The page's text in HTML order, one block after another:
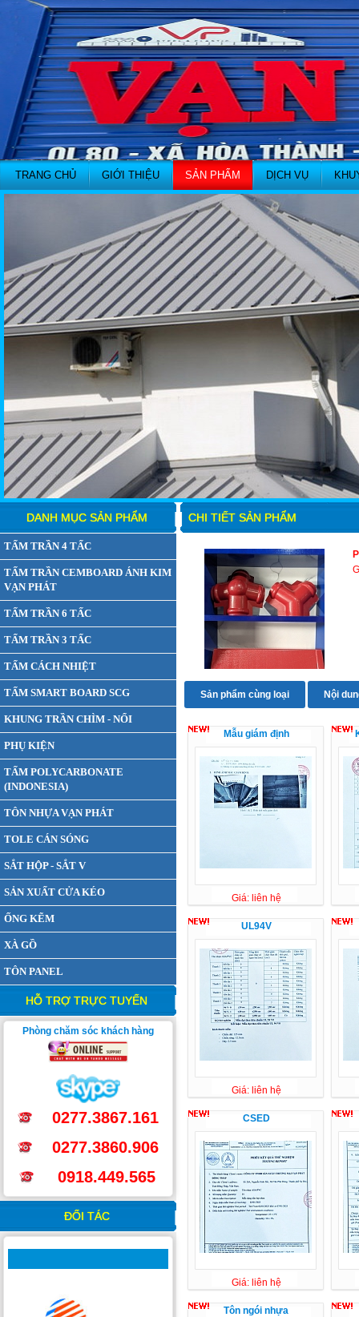
TRANG CHỦ GIỚI THIỆU SẢN PHẨM DỊCH VỤ
DANH MỤC SẢN PHẨM
TẤM TRẦN 4 TẤC
TẤM TRẦN CEMBOARD ÁNH KIM
VẠN PHÁT
TẤM TRẦN 6 TẤC
TẤM TRẦN 3 TẤC
TẤM CÁCH NHIỆT
TẤM SMART BOARD SCG
KHUNG TRẦN CHÌM - NỔI
PHỤ KIỆN
TẤM POLYCARBONATE
(INDONESIA)
TÔN NHỰA VẠN PHÁT
TOLE CÁN SÓNG
SẮT HỘP - SẮT V
SẢN XUẤT CỬA KÉO
ỐNG KẼM
XÀ GỒ
TÔN PANEL
HỖ TRỢ TRỰC TUYẾN
Phòng chăm sóc khách hàng
0277.3867.161
0277.3860.906
0918.449.565
ĐỐI TÁC
CHI TIẾT SẢN PHẨM
Sản phẩm cùng loại Nội
Mẫu giám định
Giá: liên hệ
UL94V
Giá: liên hệ
CSED
Giá: liên hệ
Tôn ngói nhựa